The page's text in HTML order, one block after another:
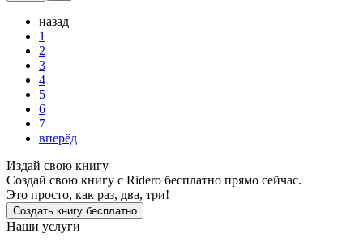
назад
1
2
3
4
5
6
7
вперёд
Издай свою книгу
Создай свою книгу с Ridero бесплатно прямо сейчас.
Это просто, как раз, два, три!
Создать книгу бесплатно
Наши услуги